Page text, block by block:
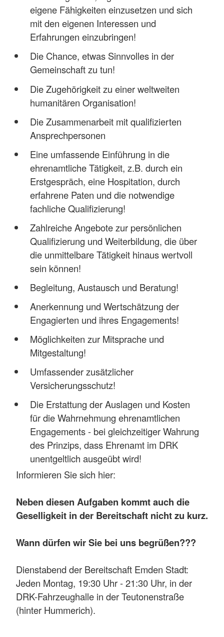
eigene Fähigkeiten einzusetzen und sich
mit den eigenen Interessen und
Erfahrungen einzubringen!
Die Chance, etwas Sinnvolles in der
Gemeinschaft zu tun!
Die Zugehörigkeit zu einer weltweiten
humanitären Organisation!
Die Zusammenarbeit mit qualifizierten
Ansprechpersonen
Eine umfassende Einführung in die
ehrenamtliche Tätigkeit, z.B. durch ein
Erstgespräch, eine Hospitation, durch
erfahrene Paten und die notwendige
fachliche Qualifizierung!
Zahlreiche Angebote zur persönlichen
Qualifizierung und Weiterbildung, die über
die unmittelbare Tätigkeit hinaus wertvoll
sein können!
Begleitung, Austausch und Beratung!
Anerkennung und Wertschätzung der
Engagierten und ihres Engagements!
Möglichkeiten zur Mitsprache und
Mitgestaltung!
Umfassender zusätzlicher
Versicherungsschutz!
Die Erstattung der Auslagen und Kosten
für die Wahrnehmung ehrenamtlichen
Engagements - bei gleichzeitiger Wahrung
des Prinzips, dass Ehrenamt im DRK
unentgeltlich ausgeübt wird!
Informieren Sie sich hier:
Neben diesen Aufgaben kommt auch die
Geselligkeit in der Bereitschaft nicht zu kurz.
Wann dürfen wir Sie bei uns begrüßen???
Dienstabend der Bereitschaft Emden Stadt:
Jeden Montag, 19:30 Uhr - 21:30 Uhr, in der
DRK-Fahrzeughalle in der Teutonenstraße
(hinter Hummerich).